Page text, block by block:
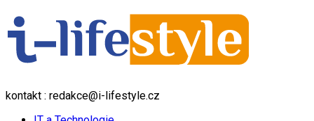
kontakt : redakce@i-lifestyle.cz